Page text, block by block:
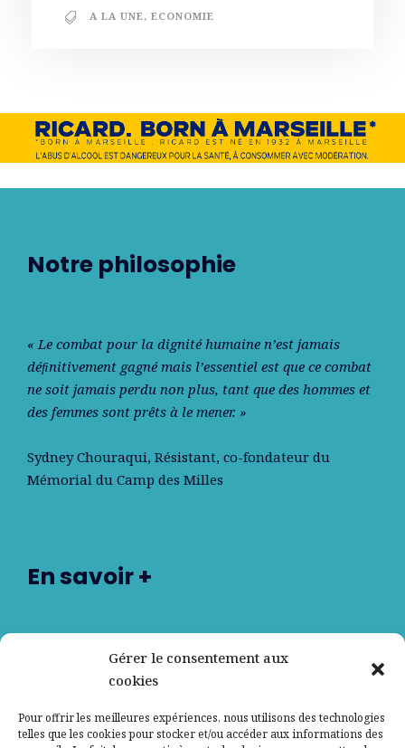
Gérer le consentement aux
cookies
Pour offrir les meilleures expériences, nous utilisons des technologies
telles que les cookies pour stocker et/ou accéder aux informations des
A LA UNE, ECONOMIE
Notre philosophie
« Le combat pour la dignité humaine n’est jamais
déﬁnitivement gagné mais l’essentiel est que ce combat
ne soit jamais perdu non plus, tant que des hommes et
des femmes sont prêts à le mener. »
Sydney Chouraqui, Résistant, co-fondateur du
Mémorial du Camp des Milles
En savoir +
Nos partenaires